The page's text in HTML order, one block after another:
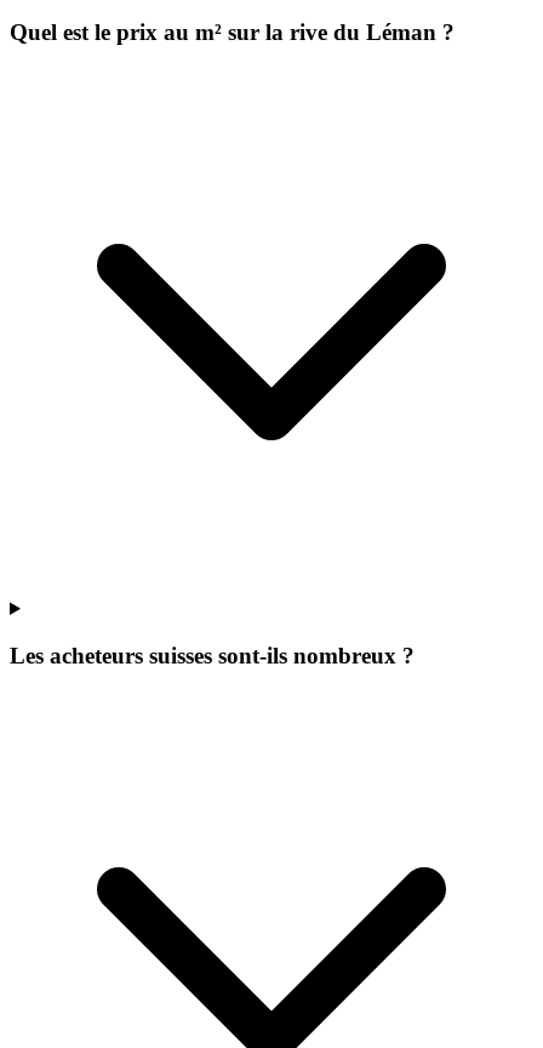
Quel est le prix au m² sur la rive du Léman ?
Les acheteurs suisses sont-ils nombreux ?